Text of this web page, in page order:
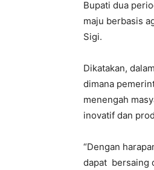
Bupati dua
maju berbasis
Sigi.
Dikatakan,
dimana
menengah
inovatif dan
“Dengan
dapat bersaing